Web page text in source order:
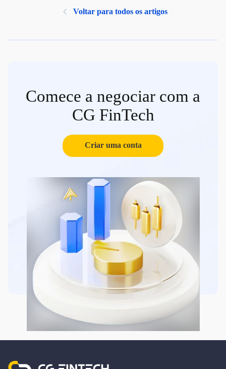
Voltar para todos os artigos
Comece a negociar com a
CG FinTech
Criar uma conta